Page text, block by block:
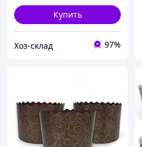
Купить
Хоз-склад 97%